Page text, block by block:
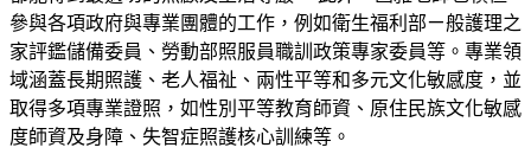
參與各項政府與專業團體的工作，例如衛生福利部ㄧ般護理之
家評鑑儲備委員、勞動部照服員職訓政策專家委員等。專業領
域涵蓋長期照護、老人福祉、兩性平等和多元文化敏感度，並
取得多項專業證照，如性別平等教育師資、原住民族文化敏感
度師資及身障、失智症照護核心訓練等。